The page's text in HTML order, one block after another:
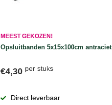
MEEST GEKOZEN!
Opsluitbanden 5x15x100cm antraciet
€4,30 per stuks
Direct leverbaar